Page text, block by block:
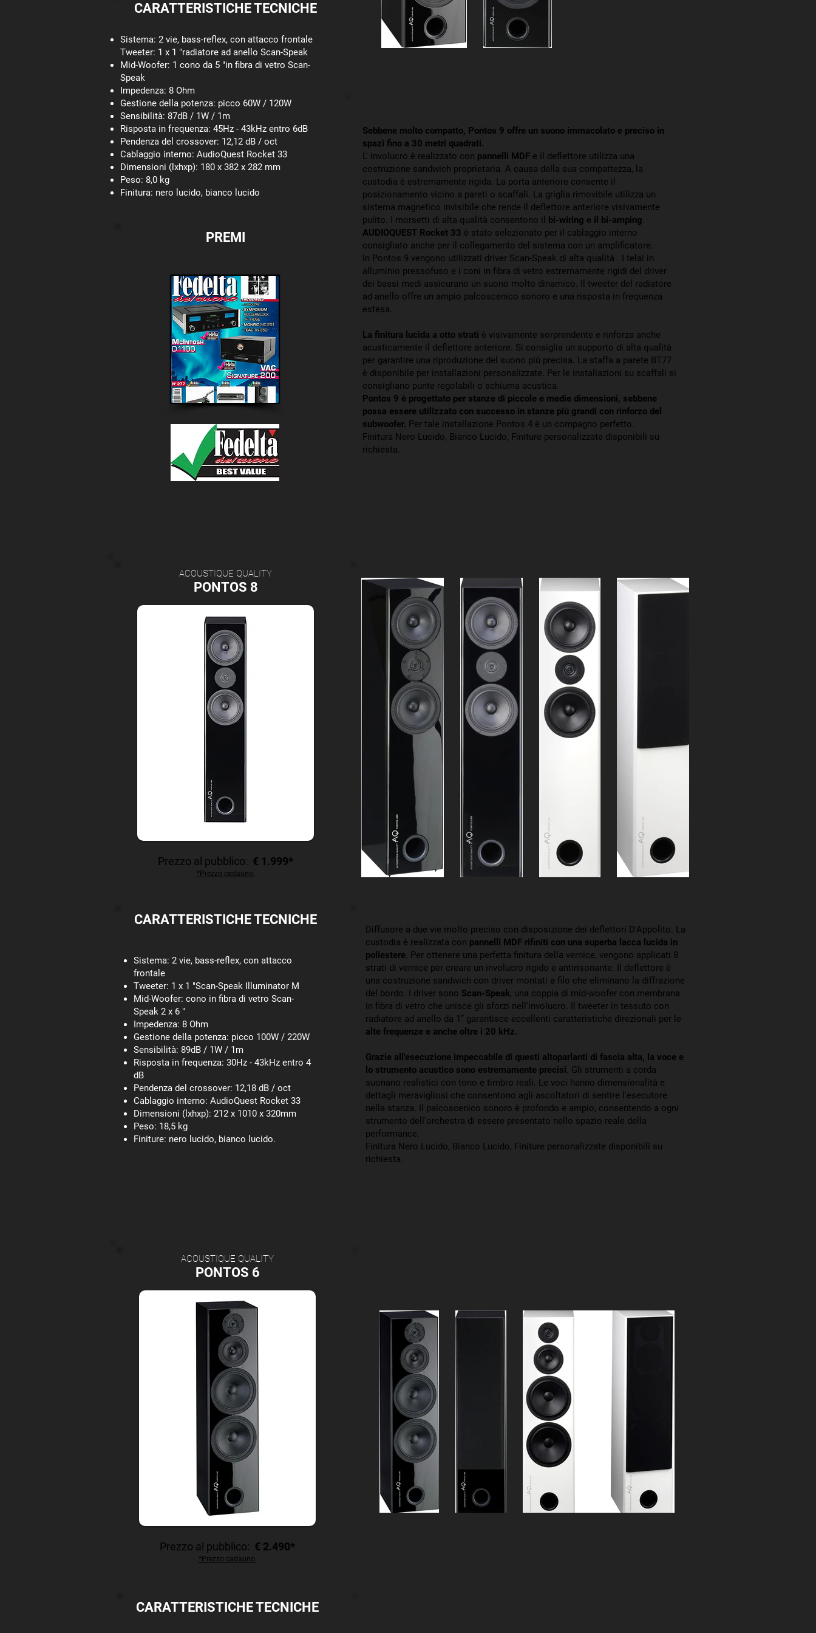
CARATTERISTICHE TECNICHE
Sistema: 2 vie, bass-reflex, con attacco frontale
Tweeter: 1 x 1 "radiatore ad anello Scan-Speak
Mid-Woofer: 1 cono da 5 "in fibra di vetro Scan-
Speak
Impedenza: 8 Ohm
Gestione della potenza: picco 60W / 120W
Sensibilità: 87dB / 1W / 1m
Risposta in frequenza: 45Hz - 43kHz entro 6dB
Pendenza del crossover: 12,12 dB / oct
Cablaggio interno: AudioQuest Rocket 33
Dimensioni (lxhxp): 180 x 382 x 282 mm
Peso: 8,0 kg
Finitura: nero lucido, bianco lucido
PREMI
Sebbene molto compatto, Pontos 9 offre un suono immacolato e preciso in
spazi fino a 30 metri quadrati.
L' involucro è realizzato con pannelli MDF e il deflettore utilizza una
costruzione sandwich proprietaria. A causa della sua compattezza, la
custodia è estremamente rigida. La porta anteriore consente il
posizionamento vicino a pareti o scaffali. La griglia rimovibile utilizza un
sistema magnetico invisibile che rende il deflettore anteriore visivamente
pulito. I morsetti di alta qualità consentono il bi-wiring e il bi-amping.
AUDIOQUEST Rocket 33 è stato selezionato per il cablaggio interno
consigliato anche per il collegamento del sistema con un amplificatore.
In Pontos 9 vengono utilizzati driver Scan-Speak di alta qualità . I telai in
alluminio pressofuso e i coni in fibra di vetro estremamente rigidi del driver
dei bassi medi assicurano un suono molto dinamico. Il tweeter del radiatore
ad anello offre un ampio palcoscenico sonoro e una risposta in frequenza
estesa.
La finitura lucida a otto strati è visivamente sorprendente e rinforza anche
acusticamente il deflettore anteriore. Si consiglia un supporto di alta qualità
per garantire una riproduzione del suono più precisa. La staffa a parete BT77
è disponibile per installazioni personalizzate. Per le installazioni su scaffali si
consigliano punte regolabili o schiuma acustica.
Pontos 9 è progettato per stanze di piccole e medie dimensioni, sebbene
possa essere utilizzato con successo in stanze più grandi con rinforzo del
subwoofer. Per tale installazione Pontos 4 è un compagno perfetto.
Finitura Nero Lucido, Bianco Lucido, Finiture personalizzate disponibili su
richiesta.
ACOUSTIQUE QUALITY
PONTOS 8
Prezzo al pubblico: € 1.999*
*Prezzo cadauno.
CARATTERISTICHE TECNICHE
Sistema: 2 vie, bass-reflex, con attacco
frontale
Tweeter: 1 x 1 "Scan-Speak Illuminator M
Mid-Woofer: cono in fibra di vetro Scan-
Speak 2 x 6 "
Impedenza: 8 Ohm
Gestione della potenza: picco 100W / 220W
Sensibilità: 89dB / 1W / 1m
Risposta in frequenza: 30Hz - 43kHz entro 4
dB
Pendenza del crossover: 12,18 dB / oct
Cablaggio interno: AudioQuest Rocket 33
Dimensioni (lxhxp): 212 x 1010 x 320mm
Peso: 18,5 kg
Finiture: nero lucido, bianco lucido.
Diffusore a due vie molto preciso con disposizione dei deflettori D'Appolito. La
custodia è realizzata con pannelli MDF rifiniti con una superba lacca lucida in
poliestere . Per ottenere una perfetta finitura della vernice, vengono applicati 8
strati di vernice per creare un involucro rigido e antirisonante. Il deflettore è
una costruzione sandwich con driver montati a filo che eliminano la diffrazione
del bordo. I driver sono Scan-Speak , una coppia di mid-woofer con membrana
in fibra di vetro che unisce gli sforzi nell'involucro. Il tweeter in tessuto con
radiatore ad anello da 1” garantisce eccellenti caratteristiche direzionali per le
alte frequenze e anche oltre i 20 kHz.
Grazie all'esecuzione impeccabile di questi altoparlanti di fascia alta, la voce e
lo strumento acustico sono estremamente precisi . Gli strumenti a corda
suonano realistici con tono e timbro reali. Le voci hanno dimensionalità e
dettagli meravigliosi che consentono agli ascoltatori di sentire l'esecutore
nella stanza. Il palcoscenico sonoro è profondo e ampio, consentendo a ogni
strumento dell'orchestra di essere presentato nello spazio reale della
performance.
Finitura Nero Lucido, Bianco Lucido, Finiture personalizzate disponibili su
richiesta.
ACOUSTIQUE QUALITY
PONTOS 6
Prezzo al pubblico: € 2.490*
*Prezzo cadauno.
CARATTERISTICHE TECNICHE